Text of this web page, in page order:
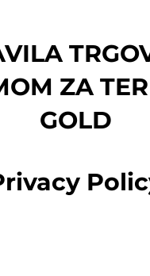
ZA
GOLD